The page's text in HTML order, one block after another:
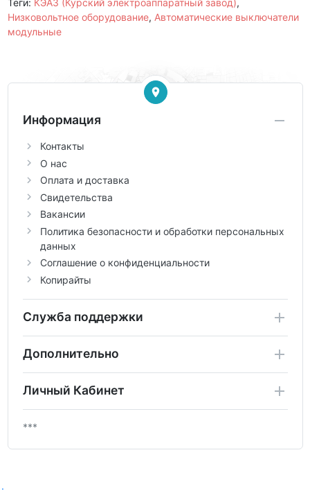
Низковольтное оборудование, Автоматические выключатели
модульные
Информация
Контакты
О нас
Оплата и доставка
Свидетельства
Вакансии
Политика безопасности и обработки персональных
данных
Соглашение о конфиденциальности
Копирайты
Служба поддержки
Дополнительно
Личный Кабинет
***
.